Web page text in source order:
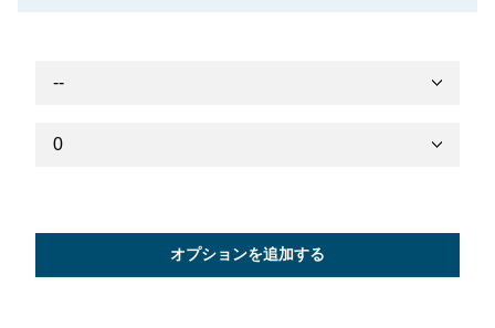
オプションを追加する